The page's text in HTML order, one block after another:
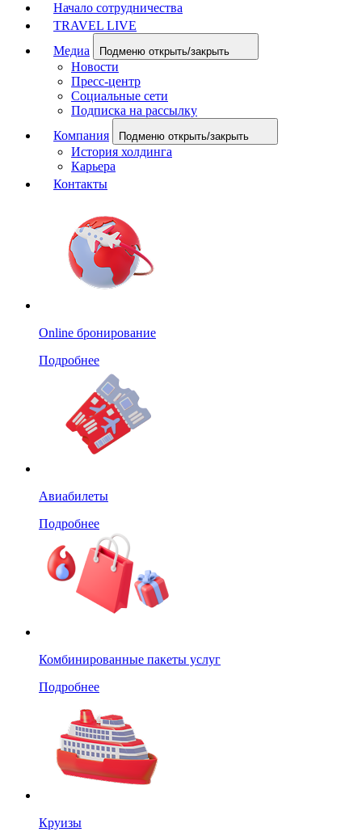
Начало сотрудничества
TRAVEL LIVE
Медиа
Подменю открыть/закрыть
Новости
Пресс-центр
Социальные сети
Подписка на рассылку
Компания
Подменю открыть/закрыть
История холдинга
Карьера
Контакты
Online бронирование
Подробнее
Авиабилеты
Подробнее
Комбинированные пакеты услуг
Подробнее
Круизы